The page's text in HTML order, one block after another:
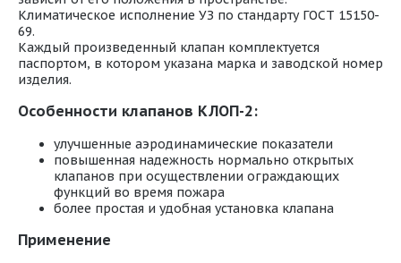
Климатическое исполнение УЗ по стандарту ГОСТ 15150-
69.
Каждый произведенный клапан комплектуется
паспортом, в котором указана марка и заводской номер
изделия.
Особенности клапанов КЛОП-2:
улучшенные аэродинамические показатели
повышенная надежность нормально открытых
клапанов при осуществлении ограждающих
функций во время пожара
более простая и удобная установка клапана
Применение